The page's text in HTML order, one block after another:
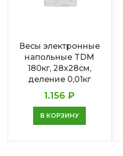
Весы электронные
напольные TDM
180кг, 28х28см,
деление 0,01кг
1.156₽
В КОРЗИНУ